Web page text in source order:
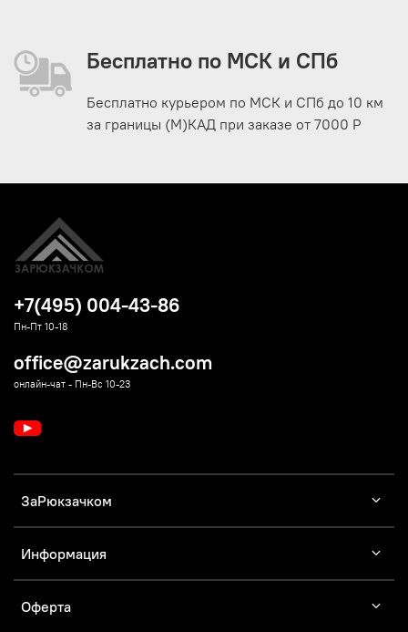
Бесплатно по МСК и СПб
Бесплатно курьером по МСК и СПб до 10 км
за границы (М)КАД при заказе от 7000 Р
ЗаРюкзачком
Информация
Оферта
+7(495) 004-43-86
Пн-Пт 10-18
office@zarukzach.com
онлайн-чат - Пн-Вс 10-23